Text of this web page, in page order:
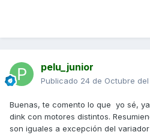
pelu_junior
Publicado 24 de Octubre del
Buenas, te comento lo que yo sé,
dink con motores distintos.
son iguales a excepción del